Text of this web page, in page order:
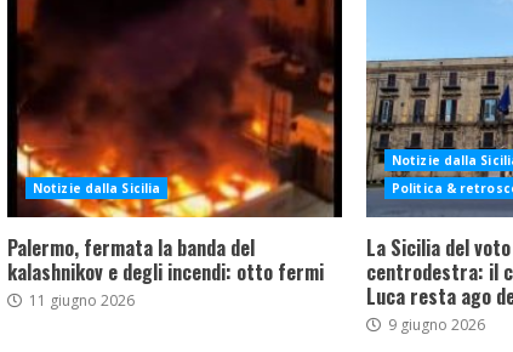
Notizie dalla Sicilia
Palermo, fermata la banda del
kalashnikov e degli incendi: otto fermi
11 giugno 2026
Notizie dalla
Politica &
La Sicilia del
centrodestra: il
Luca resta ago
9 giugno 2026